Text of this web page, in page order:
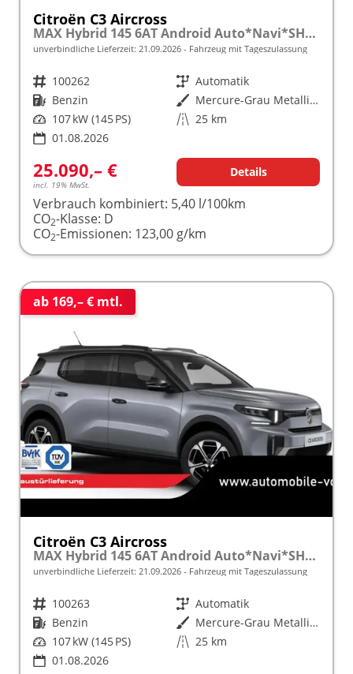
Citroën C3 Aircross
MAX Hybrid 145 6AT Android Auto*Navi*SHZ*Kamera*Totwinkel*Keyless*17"*Klimaauto
unverbindliche Lieferzeit: 21.09.2026 Fahrzeug mit Tageszulassung
Fahrzeugnr. 100262 Getriebe Automatik
Kraftstoff Benzin Außenfarbe
Mercure-Grau Metallic / Dach Schwarz
Leistung 107 kW (145 PS) Kilometerstand 25 km
01.08.2026
25.090,– €
incl. 19% MwSt.
Details
Verbrauch kombiniert: 5,40 l/100km
CO2-Klasse: D
CO2-Emissionen: 123,00 g/km
ab 169,– € mtl.
Citroën C3 Aircross
MAX Hybrid 145 6AT Android Auto*Navi*SHZ*Kamera*Totwinkel*Keyless*17"*Klimaauto
unverbindliche Lieferzeit: 21.09.2026 Fahrzeug mit Tageszulassung
Fahrzeugnr. 100263 Getriebe Automatik
Kraftstoff Benzin Außenfarbe
Mercure-Grau Metallic / Dach Schwarz
Leistung 107 kW (145 PS) Kilometerstand 25 km
01.08.2026